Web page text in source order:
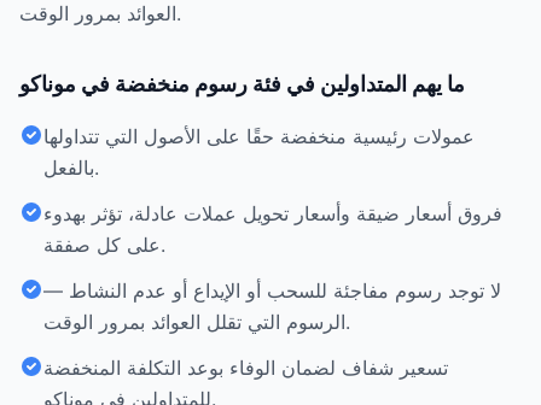
العوائد بمرور الوقت.
ما يهم المتداولين في فئة رسوم منخفضة في موناكو
عمولات رئيسية منخفضة حقًا على الأصول التي تتداولها
بالفعل.
فروق أسعار ضيقة وأسعار تحويل عملات عادلة، تؤثر بهدوء
على كل صفقة.
لا توجد رسوم مفاجئة للسحب أو الإيداع أو عدم النشاط —
الرسوم التي تقلل العوائد بمرور الوقت.
تسعير شفاف لضمان الوفاء بوعد التكلفة المنخفضة
للمتداولين في موناكو.